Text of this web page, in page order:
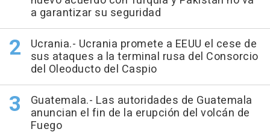
a garantizar su seguridad
Ucrania.- Ucrania promete a EEUU el cese de
sus ataques a la terminal rusa del Consorcio
del Oleoducto del Caspio
Guatemala.- Las autoridades de Guatemala
anuncian el fin de la erupción del volcán de
Fuego